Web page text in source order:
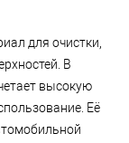
для очистки,
В
высокую
Её